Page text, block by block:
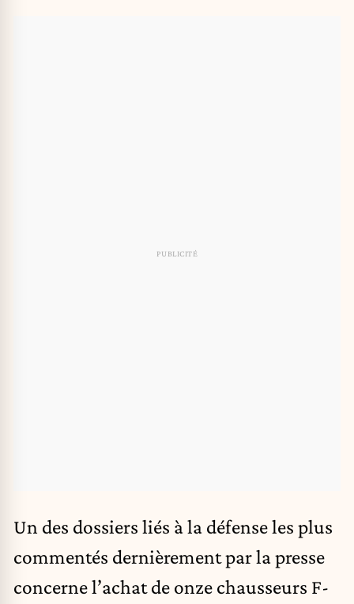
Un des dossiers liés à la défense les plus
commentés dernièrement par la presse
concerne l’achat de onze chausseurs F-